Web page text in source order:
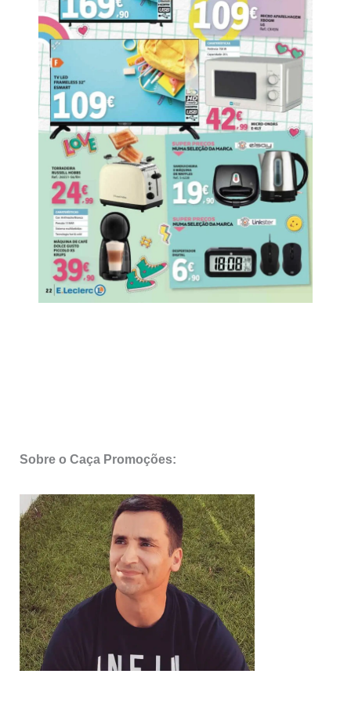
Sobre o Caça Promoções: